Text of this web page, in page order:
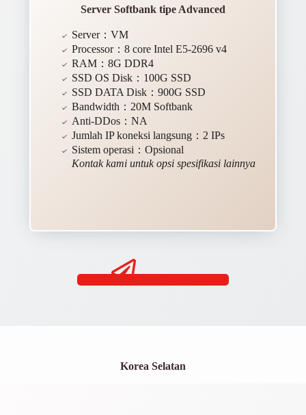
Server Softbank tipe Advanced
Server：VM
Processor：8 core Intel E5-2696 v4
RAM：8G DDR4
SSD OS Disk：100G SSD
SSD DATA Disk：900G SSD
Bandwidth：20M Softbank
Anti-DDos：NA
Jumlah IP koneksi langsung：2 IPs
Sistem operasi：Opsional
Kontak kami untuk opsi spesifikasi lainnya
Korea Selatan